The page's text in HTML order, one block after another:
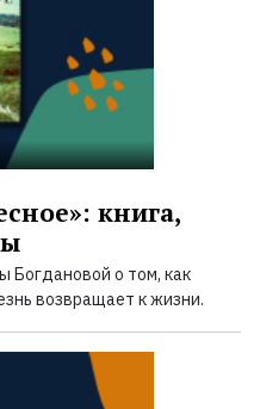
книга,
Богдановой о том, как
возвращает к жизни.